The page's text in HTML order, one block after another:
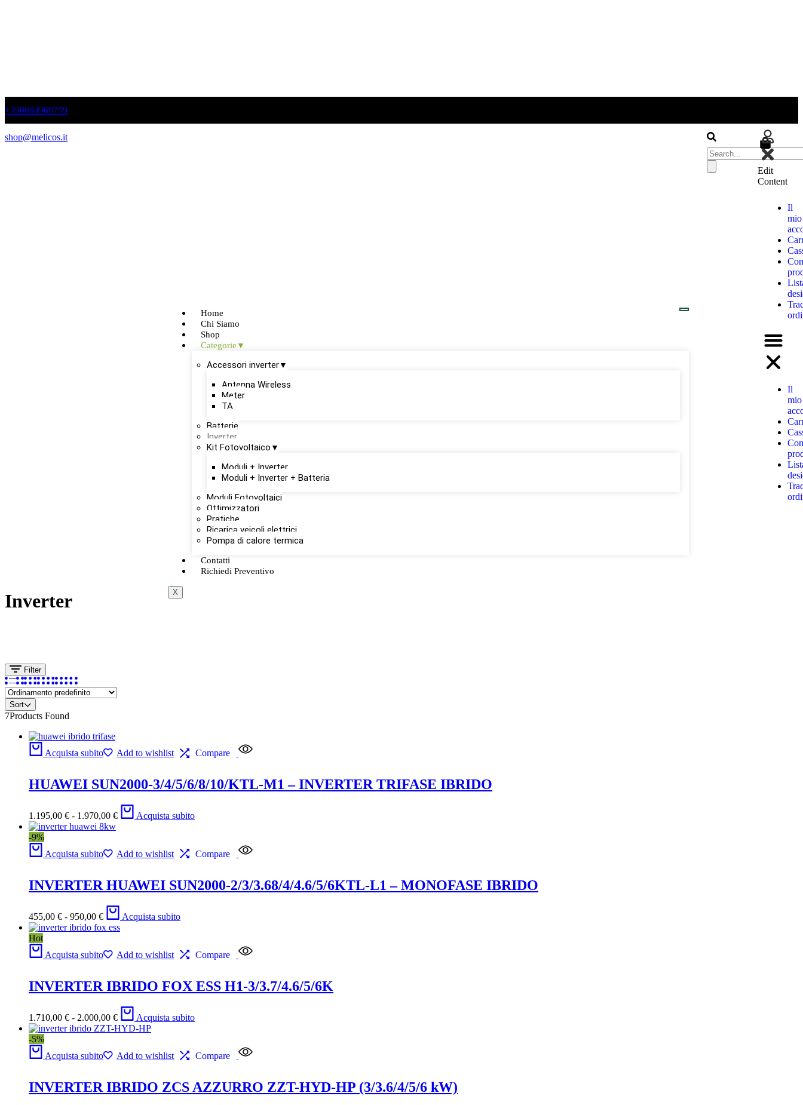
+390804969759
shop@melicos.it
Home
Chi Siamo
Shop
Categorie
Accessori inverter
Antenna Wireless
Meter
TA
Batterie
Inverter
Kit Fotovoltaico
Moduli + Inverter
Moduli + Inverter + Batteria
Moduli Fotovoltaici
Ottimizzatori
Pratiche
Ricarica veicoli elettrici
Pompa di calore termica
Contatti
Richiedi Preventivo
X
Edit
Content
Il
mio
Il
mio
Inverter
Filter
Sort
7Products Found
Acquista subito Add to wishlist Compare
HUAWEI SUN2000-3/4/5/6/8/10/KTL-M1 – INVERTER TRIFASE IBRIDO
1.195,00 € - 1.970,00 € Acquista subito
-9%
Acquista subito
Add to wishlist Compare
INVERTER HUAWEI SUN2000-2/3/3.68/4/4.6/5/6KTL-L1 – MONOFASE IBRIDO
455,00 € - 950,00 € Acquista subito
Hot
Acquista subito
Add to wishlist Compare
INVERTER IBRIDO FOX ESS H1-3/3.7/4.6/5/6K
1.710,00 € - 2.000,00 € Acquista subito
-5%
Acquista subito
Add to wishlist Compare
INVERTER IBRIDO ZCS AZZURRO ZZT-HYD-HP (3/3.6/4/5/6 kW)